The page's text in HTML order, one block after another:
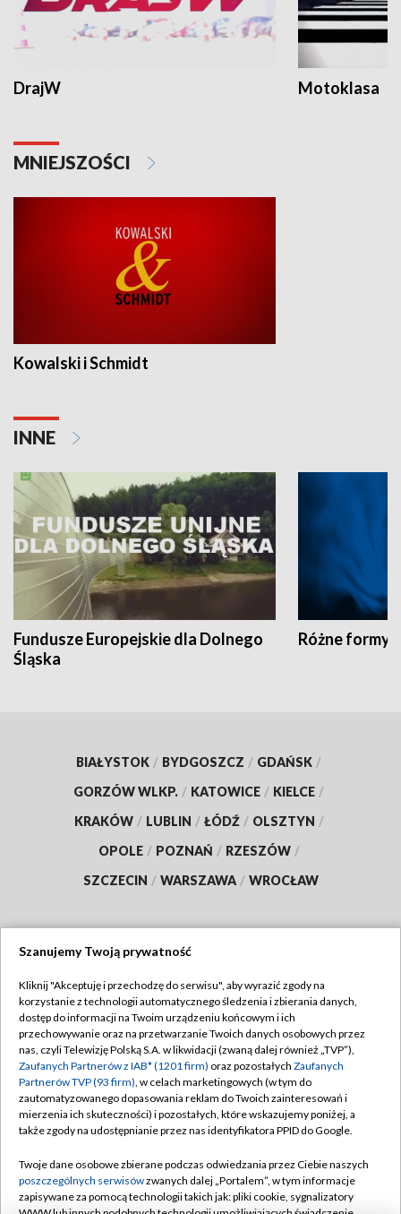
DrajW Motoklasa
MNIEJSZOŚCI
Kowalski i Schmidt
INNE
Fundusze Europejskie dla Dolnego
Śląska
Różne formy
BIAŁYSTOK / BYDGOSZCZ / GDAŃSK /
GORZÓW WLKP. / KATOWICE / KIELCE /
KRAKÓW / LUBLIN / ŁÓDŹ / OLSZTYN /
OPOLE / POZNAŃ / RZESZÓW /
SZCZECIN / WARSZAWA / WROCŁAW
TVP
Abonament TVP
Emisja w TVP
Centrum informacji TVP
Naziemna Telewizja Cyfrowa
Rada Programowa
System NOS
Regulamin TVP
Polityka prywatności
Moje zgody
Pomoc
Kontakt
Szanujemy Twoją prywatność
Kliknij "Akceptuję i przechodzę do serwisu", aby wyrazić zgody na
korzystanie z technologii automatycznego śledzenia i zbierania danych,
dostęp do informacji na Twoim urządzeniu końcowym i ich
przechowywanie oraz na przetwarzanie Twoich danych osobowych przez
nas, czyli Telewizję Polską S.A. w likwidacji (zwaną dalej również „TVP”),
Zaufanych Partnerów z IAB* (1201 firm) oraz pozostałych Zaufanych
Partnerów TVP (93 firm), w celach marketingowych (w tym do
zautomatyzowanego dopasowania reklam do Twoich zainteresowań i
mierzenia ich skuteczności) i pozostałych, które wskazujemy poniżej, a
także zgody na udostępnianie przez nas identyfikatora PPID do Google.
Twoje dane osobowe zbierane podczas odwiedzania przez Ciebie naszych
poszczególnych serwisówzwanych dalej „Portalem”, w tym informacje
zapisywane za pomocą technologii takich jak: pliki cookie, sygnalizatory